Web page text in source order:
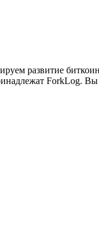
развитие
ForkLog.